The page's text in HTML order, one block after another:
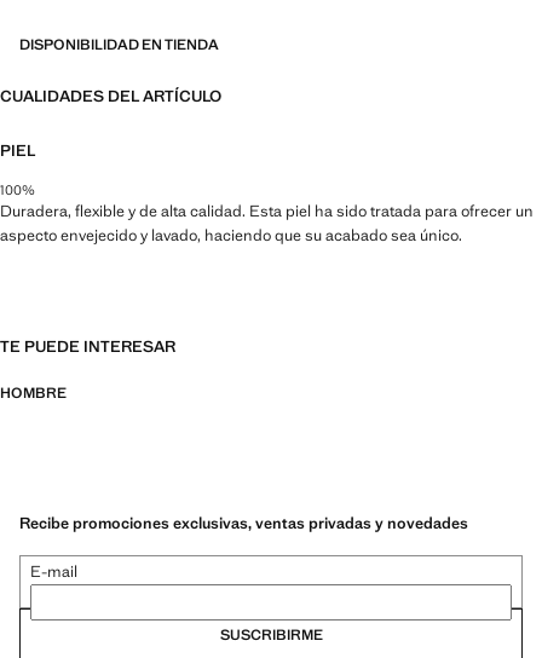
DISPONIBILIDAD EN TIENDA
CUALIDADES DEL ARTÍCULO
PIEL
100%
Duradera, flexible y de alta calidad. Esta piel ha sido tratada para ofrecer un
aspecto envejecido y lavado, haciendo que su acabado sea único.
TE PUEDE INTERESAR
HOMBRE
Recibe promociones exclusivas, ventas privadas y novedades
E-mail
SUSCRIBIRME